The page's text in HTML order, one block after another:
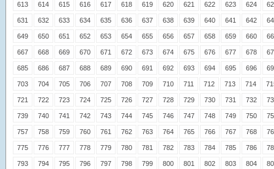
613 614 615 616 617 618 619 620 621 622 623 624
631 632 633 634 635 636 637 638 639 640 641 642
649 650 651 652 653 654 655 656 657 658 659 660
667 668 669 670 671 672 673 674 675 676 677 678
685 686 687 688 689 690 691 692 693 694 695 696
703 704 705 706 707 708 709 710 711 712 713 714
721 722 723 724 725 726 727 728 729 730 731 732
739 740 741 742 743 744 745 746 747 748 749 750
757 758 759 760 761 762 763 764 765 766 767 768
775 776 777 778 779 780 781 782 783 784 785 786
793 794 795 796 797 798 799 800 801 802 803 804